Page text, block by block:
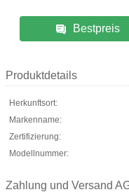
Bestpreis
Produktdetails
Herkunftsort:
Markenname:
Zertifizierung:
Modellnummer:
Zahlung und Versand